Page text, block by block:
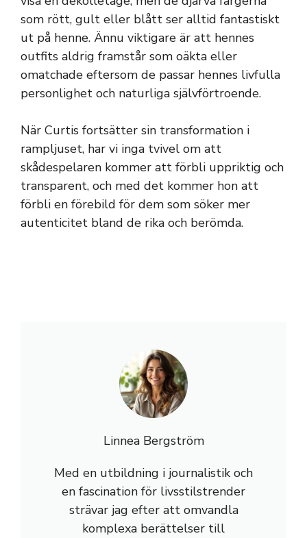
som rött, gult eller blått ser alltid fantastiskt
ut på henne. Ännu viktigare är att hennes
outfits aldrig framstår som oäkta eller
omatchade eftersom de passar hennes livfulla
personlighet och naturliga självförtroende.
När Curtis fortsätter sin transformation i
rampljuset, har vi inga tvivel om att
skådespelaren kommer att förbli uppriktig och
transparent, och med det kommer hon att
förbli en förebild för dem som söker mer
autenticitet bland de rika och berömda.
Linnea Bergström
Med en utbildning i journalistik och
en fascination för livsstilstrender
strävar jag efter att omvandla
komplexa berättelser till